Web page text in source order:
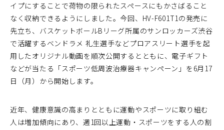
イプにすることで荷物の限られたスペースにもかさばること
なく収納できるようにしました。今回、HV-F601T1の発売に
先立ち、バスケットボールBリーグ所属のサンロッカーズ渋谷
で活躍するベンドラメ 礼生選手などプロアスリート選手を起
用したオリジナル動画を順次公開するとともに、電子ギフト
などが当たる「スポーツ低周波治療器キャンペーン」を6月17
日（月）から開始します。
近年、健康意識の高まりとともに運動やスポーツに取り組む
人は増加傾向にあり、週1回以上運動・スポーツをする人の割